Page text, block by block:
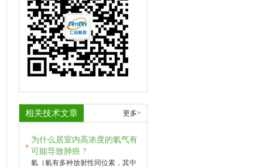
相关技术文章 更多>
为什么居室内高浓度的氡气有
可能导致肺癌 ?
氡（氡有多种放射性同位素，其中